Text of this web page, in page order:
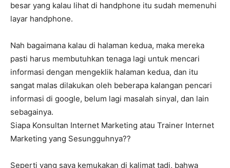
besar yang kalau lihat di handphone itu sudah memenuhi
layar handphone.
Nah bagaimana kalau di halaman kedua, maka mereka
pasti harus membutuhkan tenaga lagi untuk mencari
informasi dengan mengeklik halaman kedua, dan itu
sangat malas dilakukan oleh beberapa kalangan pencari
informasi di google, belum lagi masalah sinyal, dan lain
sebagainya.
Siapa Konsultan Internet Marketing atau Trainer Internet
Marketing yang Sesungguhnya??
Seperti yang saya kemukakan di kalimat tadi, bahwa